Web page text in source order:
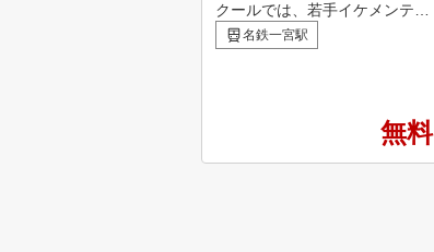
クールでは、若手イケメンティ
ーチングプロから レッスン歴2
0年以上のベテランプロや女子
、わかりやすくたのしい指導で
評価の高いティーチングプロ集
団です。 一緒にゴルフを楽し
名鉄一宮駅
無料